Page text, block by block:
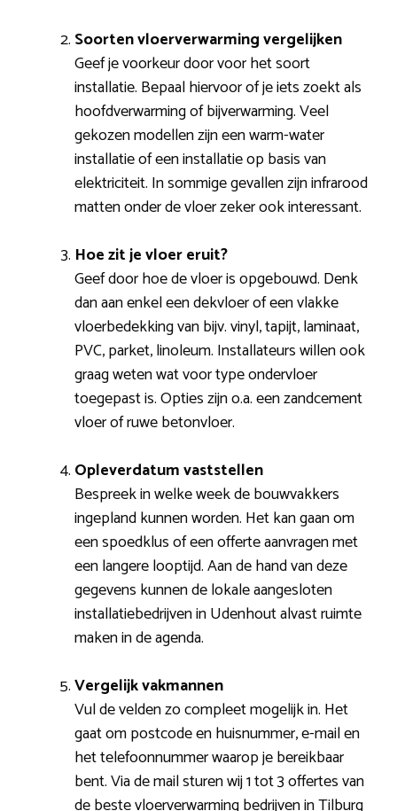
Soorten vloerverwarming vergelijken
Geef je voorkeur door voor het soort
installatie. Bepaal hiervoor of je iets zoekt als
hoofdverwarming of bijverwarming. Veel
gekozen modellen zijn een warm-water
installatie of een installatie op basis van
elektriciteit. In sommige gevallen zijn infrarood
matten onder de vloer zeker ook interessant.
Hoe zit je vloer eruit?
Geef door hoe de vloer is opgebouwd. Denk
dan aan enkel een dekvloer of een vlakke
vloerbedekking van bijv. vinyl, tapijt, laminaat,
PVC, parket, linoleum. Installateurs willen ook
graag weten wat voor type ondervloer
toegepast is. Opties zijn o.a. een zandcement
vloer of ruwe betonvloer.
Opleverdatum vaststellen
Bespreek in welke week de bouwvakkers
ingepland kunnen worden. Het kan gaan om
een spoedklus of een offerte aanvragen met
een langere looptijd. Aan de hand van deze
gegevens kunnen de lokale aangesloten
installatiebedrijven in Udenhout alvast ruimte
maken in de agenda.
Vergelijk vakmannen
Vul de velden zo compleet mogelijk in. Het
gaat om postcode en huisnummer, e-mail en
het telefoonnummer waarop je bereikbaar
bent. Via de mail sturen wij 1 tot 3 offertes van